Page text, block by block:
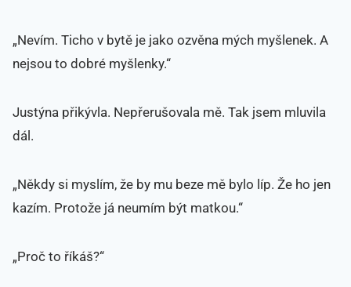
„Nevím. Ticho v bytě je jako ozvěna mých myšlenek. A
nejsou to dobré myšlenky.“
Justýna přikývla. Nepřerušovala mě. Tak jsem mluvila
dál.
„Někdy si myslím, že by mu beze mě bylo líp. Že ho jen
kazím. Protože já neumím být matkou.“
„Proč to říkáš?“